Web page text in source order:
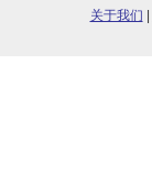
关于我们